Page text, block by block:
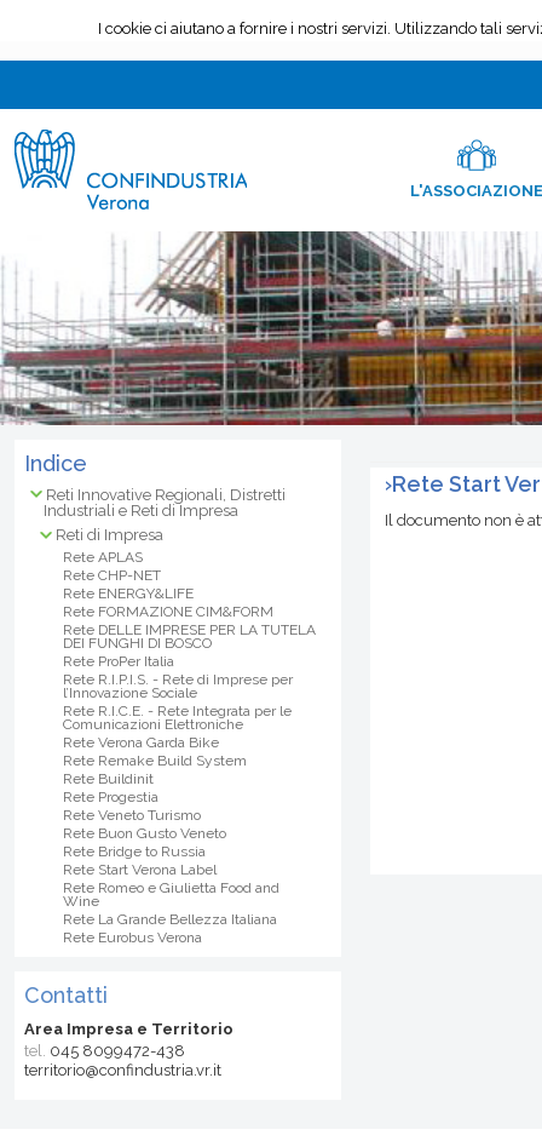
L'ASSOCIAZIONE
Indice
Reti Innovative Regionali, Distretti
Industriali e Reti di Impresa
Reti di Impresa
Rete APLAS
Rete CHP-NET
Rete ENERGY&LIFE
Rete FORMAZIONE CIM&FORM
Rete DELLE IMPRESE PER LA TUTELA
DEI FUNGHI DI BOSCO
Rete ProPer Italia
Rete R.I.P.I.S. - Rete di Imprese per
l’Innovazione Sociale
Rete R.I.C.E. - Rete Integrata per le
Comunicazioni Elettroniche
Rete Verona Garda Bike
Rete Remake Build System
Rete Buildinit
Rete Progestia
Rete Veneto Turismo
Rete Buon Gusto Veneto
Rete Bridge to Russia
Rete Start Verona Label
Rete Romeo e Giulietta Food and
Wine
Rete La Grande Bellezza Italiana
Rete Eurobus Verona
Contatti
Area Impresa e Territorio
tel. 045 8099472-438
territorio@confindustria.vr.it
›Rete Start
Il documento non è